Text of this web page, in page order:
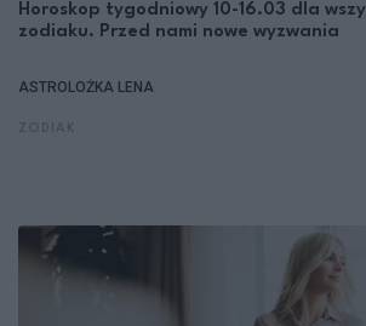
Horoskop tygodniowy 10-16.03 dla
zodiaku. Przed nami nowe wyzwania
ASTROLOŻKA LENA